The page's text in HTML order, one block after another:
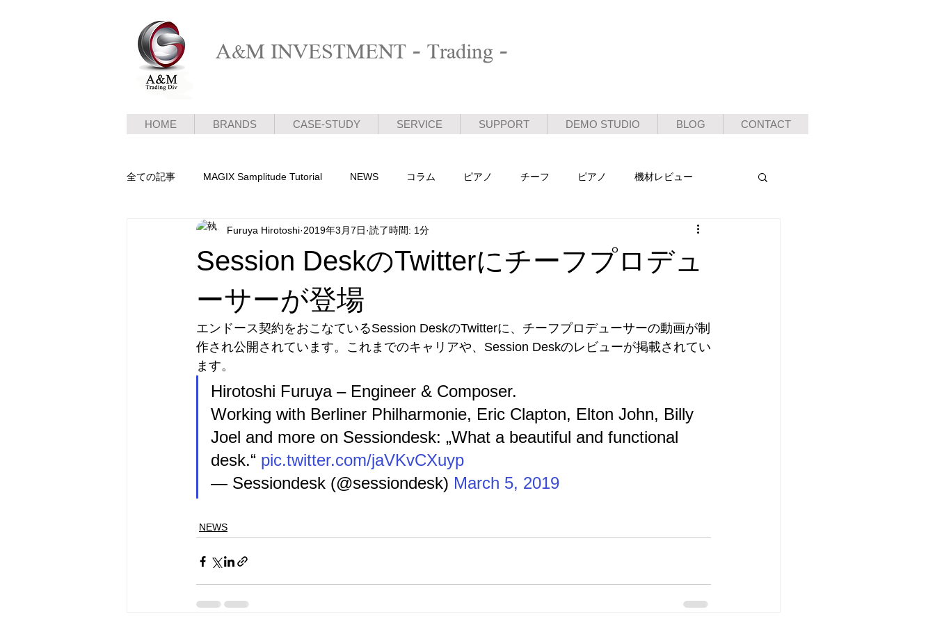
A&M INVESTMENT - Trading -
HOME BRANDS CASE-STUDY SERVICE SUPPORT DEMO STUDIO BLOG CONTACT
全ての記事 MAGIX Samplitude Tutorial NEWS コラム ピアノ チーフ ピアノ 機材レビュー
ピアノ新着情報 メディア情報 活動日記
Session DeskのTwitterにチーフプロデュ
ーサーが登場
Furuya Hirotoshi 2019年3月7日 読了時間: 1分
エンドース契約をおこなているSession DeskのTwitterに、チーフプロデューサーの動画が制
作され公開されています。これまでのキャリアや、Session Deskのレビューが掲載されてい
ます。
Hirotoshi Furuya – Engineer & Composer.
Working with Berliner Philharmonie, Eric Clapton, Elton John, Billy
Joel and more on Sessiondesk: „What a beautiful and functional
desk.“ pic.twitter.com/jaVKvCXuyp
— Sessiondesk (@sessiondesk) March 5, 2019
NEWS